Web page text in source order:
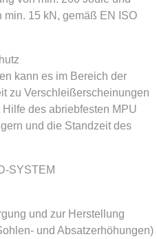
15 kN, gemäß EN ISO
kann es im Bereich der
zu Verschleißerscheinungen
des abriebfesten MPU
und die Standzeit des
SYSTEM
und zur Herstellung
und Absatzerhöhungen)